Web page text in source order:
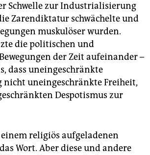
Schwelle zur Industrialisierung
Zarendiktatur schwächelte und
muskulöser wurden.
die politischen und
der Zeit aufeinander –
dass uneingeschränkte
nicht uneingeschränkte Freiheit,
Despotismus zur
religiös aufgeladenen
Wort. Aber diese und andere